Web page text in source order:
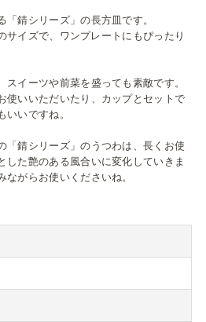
錆シリーズ」の長方皿です。
サイズで、ワンプレートにもぴったり
スイーツや前菜を盛っても素敵です。
使いいただいたり、カップとセットで
いいですね。
「錆シリーズ」のうつわは、長くお使
した艶のある風合いに変化していきま
がらお使いくださいね。